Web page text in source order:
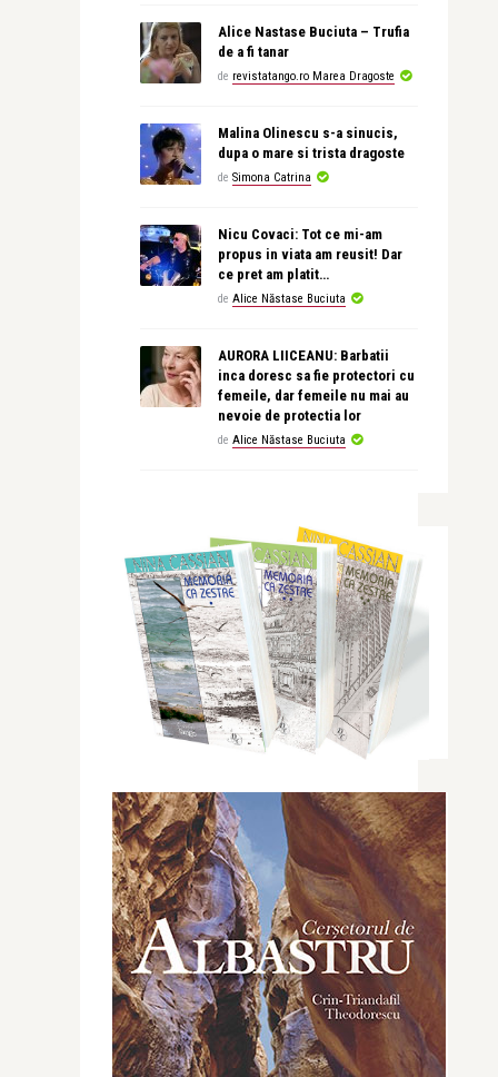
Alice Nastase Buciuta – Trufia
de a fi tanar
de revistatango.ro Marea Dragoste
Malina Olinescu s-a sinucis,
dupa o mare si trista dragoste
de Simona Catrina
Nicu Covaci: Tot ce mi-am
propus in viata am reusit! Dar
ce pret am platit…
de Alice Năstase Buciuta
AURORA LIICEANU: Barbatii
inca doresc sa fie protectori cu
femeile, dar femeile nu mai au
nevoie de protectia lor
de Alice Năstase Buciuta